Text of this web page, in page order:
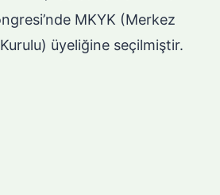
MKYK (Merkez
üyeliğine seçilmiştir.